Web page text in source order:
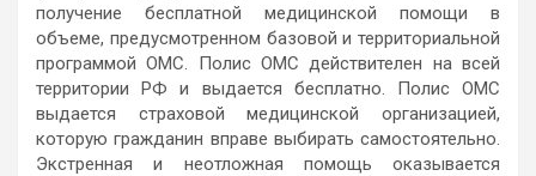
получение бесплатной медицинской помощи в
объеме, предусмотренном базовой и территориальной
программой ОМС. Полис ОМС действителен на всей
территории РФ и выдается бесплатно. Полис ОМС
выдается страховой медицинской организацией,
которую гражданин вправе выбирать самостоятельно.
Экстренная и неотложная помощь оказывается